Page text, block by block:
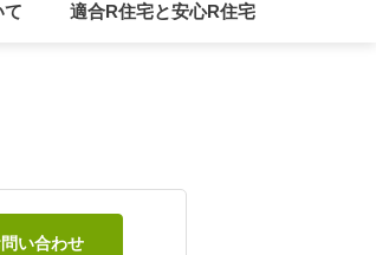
て 適合R住宅と安心R住宅
い合わせ